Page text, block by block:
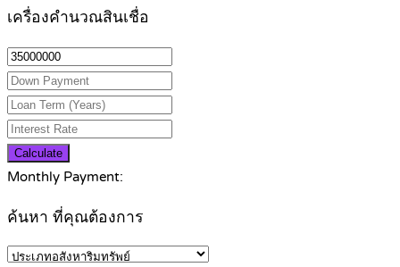
เครื่องคำนวณสินเชื่อ
Calculate
Monthly Payment:
ค้นหา ที่คุณต้องการ